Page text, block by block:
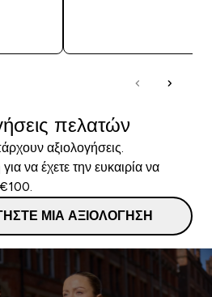
πελατών
αξιολογήσεις.
να έχετε την ευκαιρία να
ΜΙΑ ΑΞΙΟΛΌΓΗΣΗ